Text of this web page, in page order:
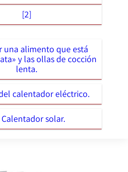
[2]
una alimento que está
y las ollas de cocción
lenta.
calentador eléctrico.
solar.